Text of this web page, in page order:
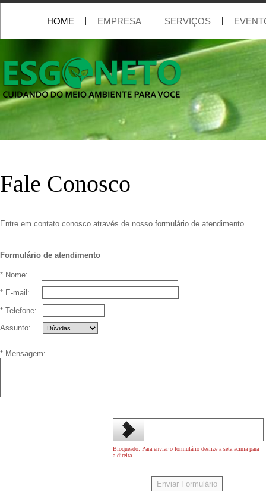
HOME | EMPRESA | SERVIÇOS |
Fale Conosco
Entre em contato conosco através de nosso formulário de atendimento.
Formulário de atendimento
* Nome:
* E-mail:
* Telefone:
Assunto:
* Mensagem:
Bloqueado: Para enviar o formulário deslize a seta acima para
a direita.